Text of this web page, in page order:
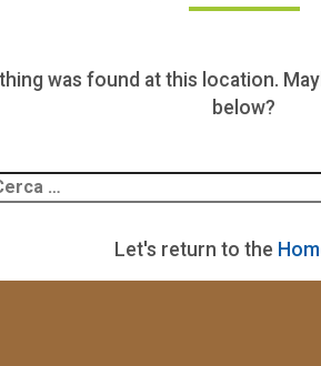
was found at this location.
below?
Let's return to the